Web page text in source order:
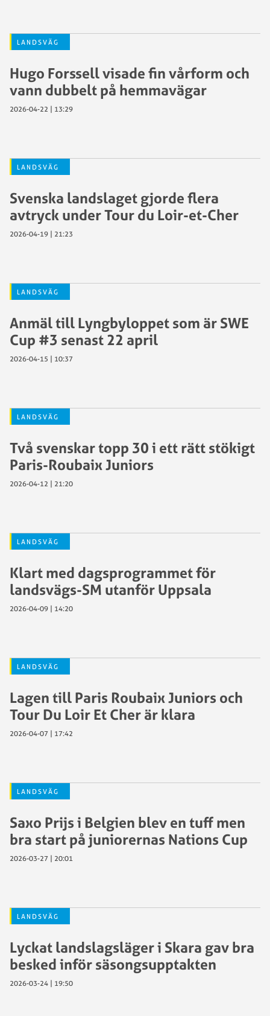
LANDSVÄG
Hugo Forssell visade fin vårform och
vann dubbelt på hemmavägar
2026-04-22 | 13:29
LANDSVÄG
Svenska landslaget gjorde flera
avtryck under Tour du Loir-et-Cher
2026-04-19 | 21:23
LANDSVÄG
Anmäl till Lyngbyloppet som är SWE
Cup #3 senast 22 april
2026-04-15 | 10:37
LANDSVÄG
Två svenskar topp 30 i ett rätt stökigt
Paris-Roubaix Juniors
2026-04-12 | 21:20
LANDSVÄG
Klart med dagsprogrammet för
landsvägs-SM utanför Uppsala
2026-04-09 | 14:20
LANDSVÄG
Lagen till Paris Roubaix Juniors och
Tour Du Loir Et Cher är klara
2026-04-07 | 17:42
LANDSVÄG
Saxo Prijs i Belgien blev en tuff men
bra start på juniorernas Nations Cup
2026-03-27 | 20:01
LANDSVÄG
Lyckat landslagsläger i Skara gav bra
besked inför säsongsupptakten
2026-03-24 | 19:50